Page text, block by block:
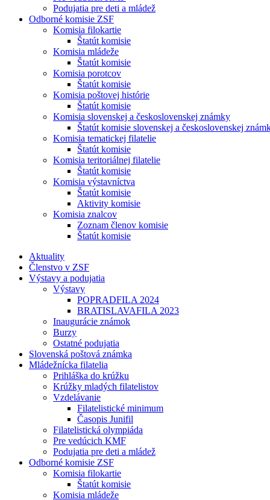
Podujatia pre deti a mládež
Odborné komisie ZSF
Komisia filokartie
Štatút komisie
Komisia mládeže
Štatút komisie
Komisia porotcov
Štatút komisie
Komisia poštovej histórie
Štatút komisie
Komisia slovenskej a československej známky
Štatút komisie slovenskej a československej
Komisia tematickej filatelie
Štatút komisie
Komisia teritoriálnej filatelie
Štatút komisie
Komisia výstavníctva
Štatút komisie
Aktivity komisie
Komisia znalcov
Zoznam členov komisie
Štatút komisie
Aktuality
Členstvo v ZSF
Výstavy a podujatia
Výstavy
POPRADFILA 2024
BRATISLAVAFILA 2023
Inaugurácie známok
Burzy
Ostatné podujatia
Slovenská poštová známka
Mládežnícka filatelia
Prihláška do krúžku
Krúžky mladých filatelistov
Vzdelávanie
Filatelistické minimum
Časopis Junifil
Filatelistická olympiáda
Pre vedúcich KMF
Podujatia pre deti a mládež
Odborné komisie ZSF
Komisia filokartie
Štatút komisie
Komisia mládeže